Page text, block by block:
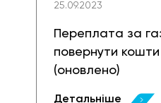
25.09.2023
Переплата за
повернути
(оновлено)
Детальніше